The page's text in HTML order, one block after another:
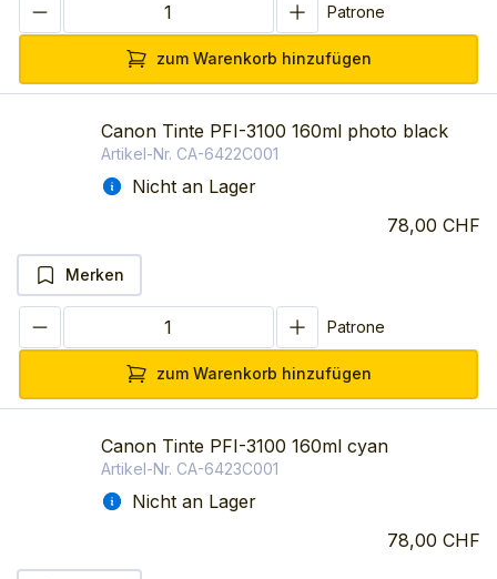
Patrone
zum Warenkorb hinzufügen
Canon Tinte PFI-3100 160ml photo black
Artikel-Nr. CA-6422C001
Nicht an Lager
78,00 CHF
Merken
Patrone
zum Warenkorb hinzufügen
Canon Tinte PFI-3100 160ml cyan
Artikel-Nr. CA-6423C001
Nicht an Lager
78,00 CHF